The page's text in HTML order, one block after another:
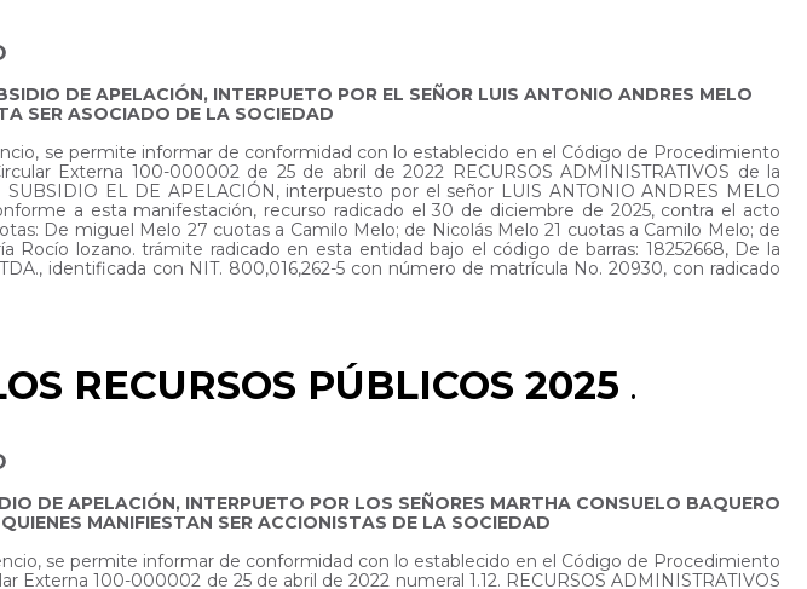
DE APELACIÓN, INTERPUETO POR EL SEÑOR LUIS ANTONIO ANDRES MELO
SER ASOCIADO DE LA SOCIEDAD
se permite informar de conformidad con lo establecido en el Código de Procedimiento
Externa 100-000002 de 25 de abril de 2022 RECURSOS ADMINISTRATIVOS de la
EL DE APELACIÓN, interpuesto por el señor LUIS ANTONIO ANDRES MELO
a esta manifestación, recurso radicado el 30 de diciembre de 2025, contra el acto
De miguel Melo 27 cuotas a Camilo Melo; de Nicolás Melo 21 cuotas a Camilo Melo; de
lozano. trámite radicado en esta entidad bajo el código de barras: 18252668, De la
identificada con NIT. 800,016,262-5 con número de matrícula No. 20930, con radicado
RECURSOS PÚBLICOS 2025 .
DE APELACIÓN, INTERPUETO POR LOS SEÑORES MARTHA CONSUELO BAQUERO
MANIFIESTAN SER ACCIONISTAS DE LA SOCIEDAD
se permite informar de conformidad con lo establecido en el Código de Procedimiento
Externa 100-000002 de 25 de abril de 2022 numeral 1.12. RECURSOS ADMINISTRATIVOS